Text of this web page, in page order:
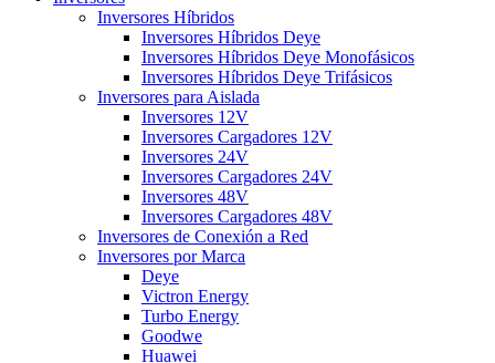
Inversores Híbridos
Inversores Híbridos Deye
Inversores Híbridos Deye Monofásicos
Inversores Híbridos Deye Trifásicos
Inversores para Aislada
Inversores 12V
Inversores Cargadores 12V
Inversores 24V
Inversores Cargadores 24V
Inversores 48V
Inversores Cargadores 48V
Inversores de Conexión a Red
Inversores por Marca
Deye
Victron Energy
Turbo Energy
Goodwe
Huawei